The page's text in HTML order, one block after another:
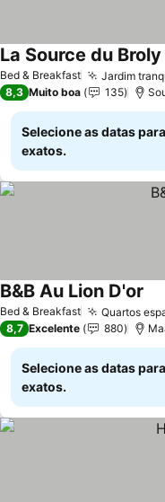
Bed & Breakfast Jardim
La Source du Broly
8,3 Muito boa 135
Selecione as datas
exatos.
Bed & Breakfast Quartos
B&B Au Lion D'or
8,7 Excelente 880
Selecione as datas
exatos.